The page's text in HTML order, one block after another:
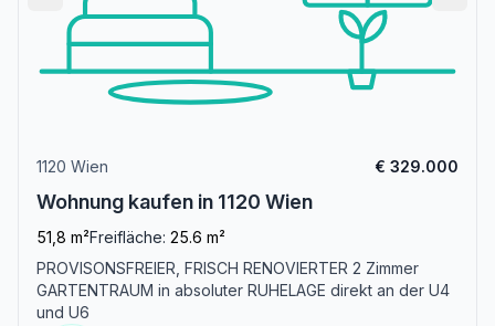
1120 Wien € 329.000
Wohnung kaufen in 1120 Wien
51,8 m²Freifläche: 25.6 m²
PROVISONSFREIER, FRISCH RENOVIERTER 2 Zimmer
GARTENTRAUM in absoluter RUHELAGE direkt an der U4
und U6